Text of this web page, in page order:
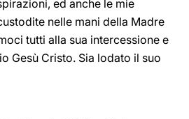
ed anche le mie
nelle mani della Madre
tutti alla sua intercessione e
Gesù Cristo. Sia lodato il suo